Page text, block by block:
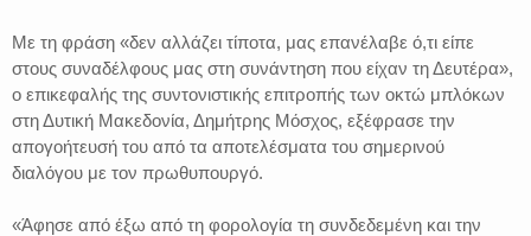
Με τη φράση «δεν αλλάζει τίποτα, μας επανέλαβε ό,τι είπε
στους συναδέλφους μας στη συνάντηση που είχαν τη Δευτέρα»,
ο επικεφαλής της συντονιστικής επιτροπής των οκτώ μπλόκων
στη Δυτική Μακεδονία, Δημήτρης Μόσχος, εξέφρασε την
απογοήτευσή του από τα αποτελέσματα του σημερινού
διαλόγου με τον πρωθυπουργό.
«Άφησε από έξω από τη φορολογία τη συνδεδεμένη και την